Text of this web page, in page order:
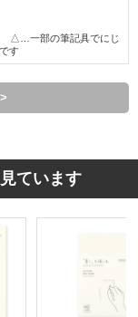
一部の筆記具でにじ
す
ています